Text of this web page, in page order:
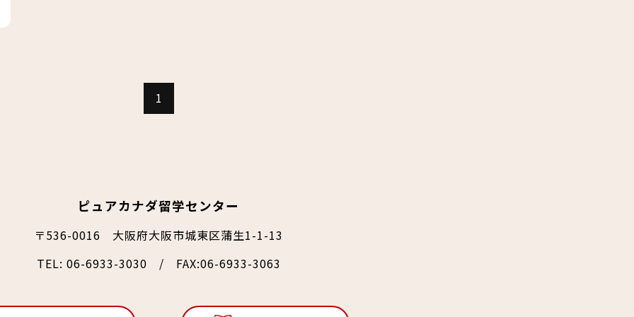
1
ピュアカナダ留学センター
〒536-0016 大阪府大阪市城東区蒲生1-1-13
TEL: 06-6933-3030 / FAX:06-6933-3063